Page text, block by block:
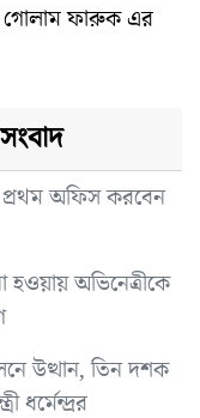
গোলাম ফারুক এর
প্রথম অফিস করবেন
হওয়ায় অভিনেত্রীকে
উত্থান, তিন দশক
ধর্মেন্দ্রর